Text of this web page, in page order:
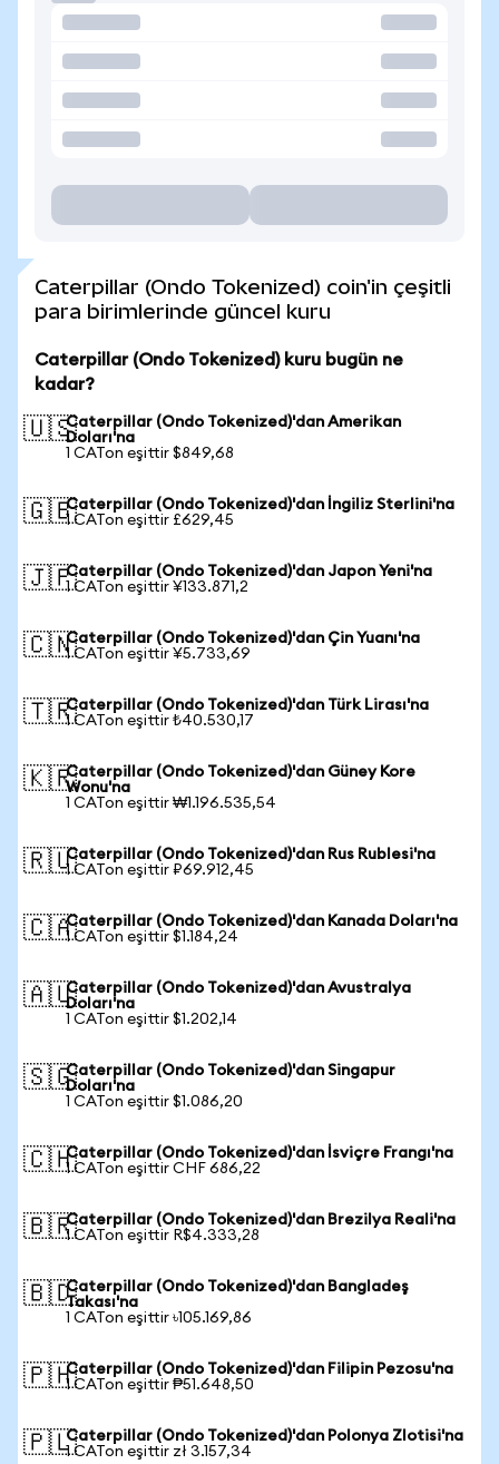
Caterpillar (Ondo Tokenized) coin'in çeşitli
para birimlerinde güncel kuru
Caterpillar (Ondo Tokenized) kuru bugün ne
kadar?
🇺🇸Caterpillar (Ondo Tokenized)'dan Amerikan
Doları'na
1 CATon eşittir $849,68
🇬🇧Caterpillar (Ondo Tokenized)'dan İngiliz Sterlini'na
1 CATon eşittir £629,45
🇯🇵Caterpillar (Ondo Tokenized)'dan Japon Yeni'na
1 CATon eşittir ¥133.871,2
🇨🇳Caterpillar (Ondo Tokenized)'dan Çin Yuanı'na
1 CATon eşittir ¥5.733,69
🇹🇷Caterpillar (Ondo Tokenized)'dan Türk Lirası'na
1 CATon eşittir ₺40.530,17
🇰🇷Caterpillar (Ondo Tokenized)'dan Güney Kore
Wonu'na
1 CATon eşittir ₩1.196.535,54
🇷🇺Caterpillar (Ondo Tokenized)'dan Rus Rublesi'na
1 CATon eşittir ₽69.912,45
🇨🇦Caterpillar (Ondo Tokenized)'dan Kanada Doları'na
1 CATon eşittir $1.184,24
🇦🇺Caterpillar (Ondo Tokenized)'dan Avustralya
Doları'na
1 CATon eşittir $1.202,14
🇸🇬Caterpillar (Ondo Tokenized)'dan Singapur
Doları'na
1 CATon eşittir $1.086,20
🇨🇭Caterpillar (Ondo Tokenized)'dan İsviçre Frangı'na
1 CATon eşittir CHF 686,22
🇧🇷Caterpillar (Ondo Tokenized)'dan Brezilya Reali'na
1 CATon eşittir R$4.333,28
🇧🇩Caterpillar (Ondo Tokenized)'dan Bangladeş
Takası'na
1 CATon eşittir ৳105.169,86
🇵🇭Caterpillar (Ondo Tokenized)'dan Filipin Pezosu'na
1 CATon eşittir ₱51.648,50
🇵🇱Caterpillar (Ondo Tokenized)'dan Polonya Zlotisi'na
1 CATon eşittir zł 3.157,34